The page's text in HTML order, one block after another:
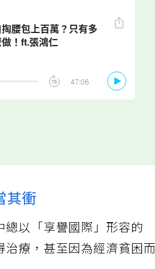
其衝
以「享譽國際」形容的
療，甚至因為經濟貧困而